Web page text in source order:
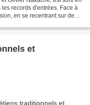
records d'entrées. Face à
en se recentrant sur des
et